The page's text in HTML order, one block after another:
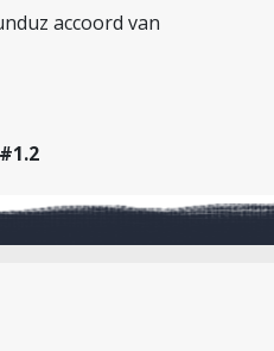
accoord van